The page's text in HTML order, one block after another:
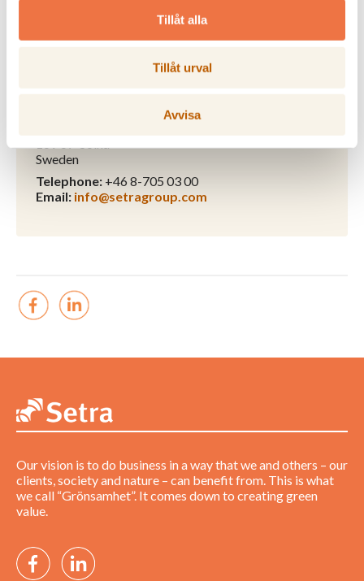
Tillåt alla
Tillåt urval
Avvisa
Setra Group
Sweden
Telephone: +46 8-705 03 00
Email: info@setragroup.com
Our vision is to do business in a way that we and others – our
clients, society and nature – can benefit from. This is what
we call “Grönsamhet”. It comes down to creating green
value.